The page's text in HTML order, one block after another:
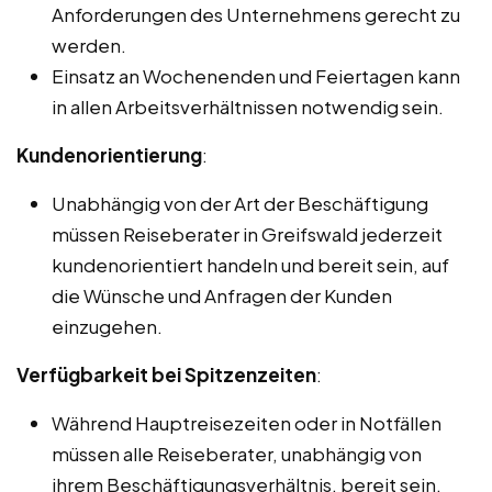
Anforderungen des Unternehmens gerecht zu
werden.
Einsatz an Wochenenden und Feiertagen kann
in allen Arbeitsverhältnissen notwendig sein.
Kundenorientierung:
Unabhängig von der Art der Beschäftigung
müssen Reiseberater in Greifswald jederzeit
kundenorientiert handeln und bereit sein, auf
die Wünsche und Anfragen der Kunden
einzugehen.
Verfügbarkeit bei Spitzenzeiten:
Während Hauptreisezeiten oder in Notfällen
müssen alle Reiseberater, unabhängig von
ihrem Beschäftigungsverhältnis, bereit sein,